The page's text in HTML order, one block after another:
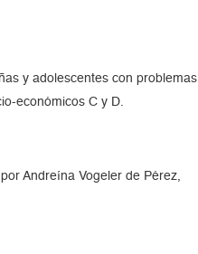
y adolescentes con problemas
económicos C y D.
Andreína Vogeler de Pérez,